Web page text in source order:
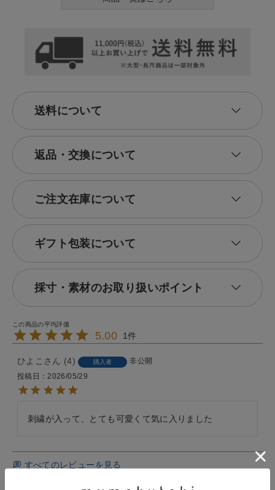
送料について
返品・交換について
ご注文在庫について
ギフト包装について
採寸・素材のお取り扱いポイント
5.00 1
ひよこ 4 購入者
非公開
投稿日
2026/05/29
刺繍が入って、とても可愛くて気に入りました
すべてのレビューを見る